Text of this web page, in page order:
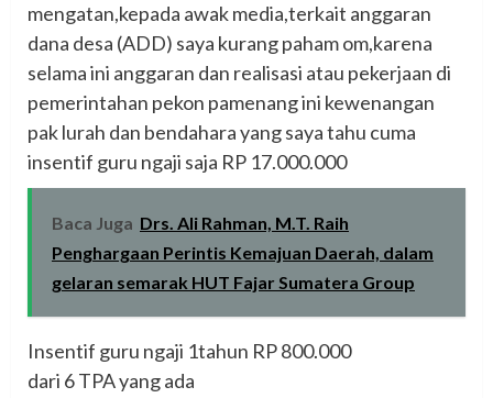
mengatan,kepada awak media,terkait anggaran
dana desa (ADD) saya kurang paham om,karena
selama ini anggaran dan realisasi atau pekerjaan di
pemerintahan pekon pamenang ini kewenangan
pak lurah dan bendahara yang saya tahu cuma
insentif guru ngaji saja RP 17.000.000
Baca Juga Drs. Ali Rahman, M.T. Raih
Penghargaan Perintis Kemajuan Daerah, dalam
gelaran semarak HUT Fajar Sumatera Group
Insentif guru ngaji 1tahun RP 800.000
dari 6 TPA yang ada